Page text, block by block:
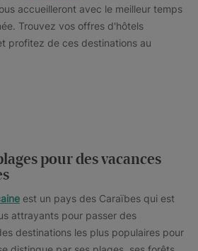
accueilleront avec le meilleur temps
Trouvez vos offres d'hôtels
profitez de ces destinations au
pour des vacances
est un pays des Caraïbes qui est
attrayants pour passer des
destinations les plus populaires pour